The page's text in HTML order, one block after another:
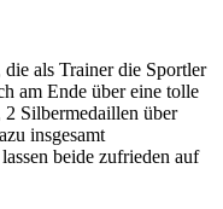
als Trainer die Sportler
am Ende über eine tolle
Silbermedaillen über
insgesamt
beide zufrieden auf